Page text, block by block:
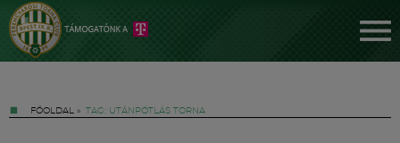
FŐOLDAL » TAG: UTÁNPÓTLÁS TORNA